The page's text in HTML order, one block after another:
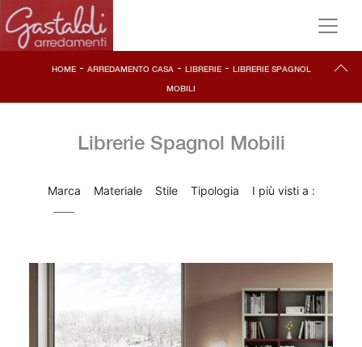
HOME- ARREDAMENTO CASA- LIBRERIE- LIBRERIE SPAGNOL
MOBILI
Librerie Spagnol Mobili
Marca Materiale Stile Tipologia I più visti a :